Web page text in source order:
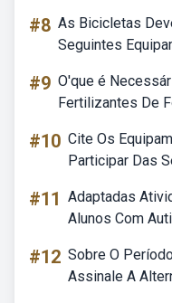
#8 As Bicicletas
Seguintes
#9 O'que é
Fertilizantes De
#10 Cite Os
Participar Das
#11 Adaptadas
Alunos Com
#12 Sobre O
Assinale A